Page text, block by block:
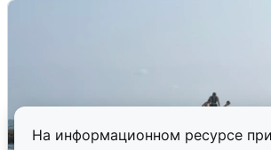
На информационном ресурсе